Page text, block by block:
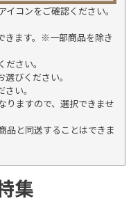
コンをご確認ください。
きます。※一部商品を除き
さい。
びください。
い。
りますので、選択できませ
品と同送することはできま
集